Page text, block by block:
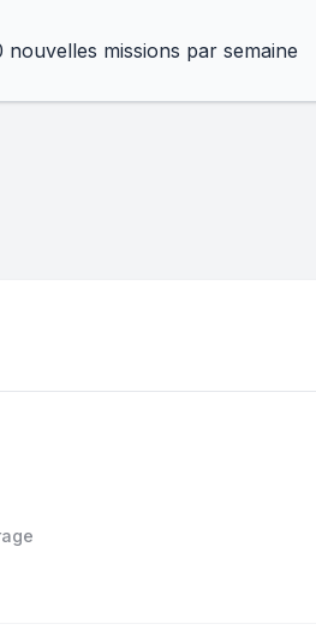
nouvelles missions par semaine